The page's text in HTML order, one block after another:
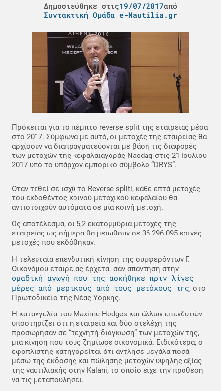
Δημοσιεύθηκε στις19/07/2017από
Συντακτική Ομάδα e-Nautilia.gr
Πρόκειται για το πέμπτο reverse split της εταιρειας μέσα
στο 2017. Σύμφωνα με αυτό, οι μετοχές της εταιρείας θα
αρχίσουν να διαπραγματεύονται με βάση τις διαφορές
των μετοχών της κεφαλαιαγοράς Nasdaq στις 21 Ιουλίου
2017 υπό το υπάρχον εμπορικό σύμβολο “DRYS”.
Όταν τεθεί σε ισχύ το Reverse spliti, κάθε επτά μετοχές
του εκδοθέντος κοινού μετοχικού κεφαλαίου θα
αντιστοιχούν αυτόματα σε μία κοινή μετοχή.
Ως αποτέλεσμα, οι 5,2 εκατομμύρια μετοχές της
εταιρείας ως σήμερα θα μειωθουν σε 36.296.095 κοινές
μετοχές που εκδόθηκαν.
Η τελευταία επενδυτική κίνηση της συμφερόντων Γ.
Οικονόμου εταιρείας έρχεται σαν απάντηση στην
ομαδική αγωγή που της ασκήθηκε πριν λίγες
μέρες από μερικούς από τους μετόχους της, στο
Πρωτοδικείο της Νέας Υόρκης.
Η καταγγελία του Maxime Hodges και άλλων επενδυτών
υποστηρίζει ότι η εταιρεία και δύο στελέχη της
προσώρησαν σε “τεχνητή διόγκωση” των μετοχών της,
μια κίνηση που τους ζημίωσε οικονομικά. Ειδικότερα, ο
εφοπλιστής κατηγορείται ότι άντλησε μεγάλα ποσά
μέσω της έκδοσης και πώλησης μετοχών υψηλής αξίας
της ναυτιλιακής στην Kalani, το οποίο είχε την πρόθεση
να τις μεταπουλήσει.